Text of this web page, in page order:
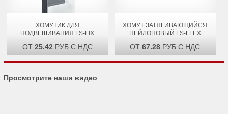
ХОМУТИК ДЛЯ
ПОДВЕШИВАНИЯ LS-FIX
ОТ 25.42РУБ С НДС
ХОМУТ ЗАТЯГИВАЮЩИЙСЯ
НЕЙЛОНОВЫЙ LS-FLEX
ОТ67.28 РУБ С НДС
Просмотрите наши видео: